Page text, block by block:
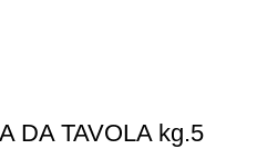
DA TAVOLA kg.5